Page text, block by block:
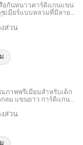
อกันหนาวคาร์ดิแกนแขน
เมียร์แบบหลวมที่มีลาย
ส่วน
Ltd.
2024
ภาพพรีเมียมสำหรับเด็ก
ลม แขนยาว การ์ดิแกน
ส่วน